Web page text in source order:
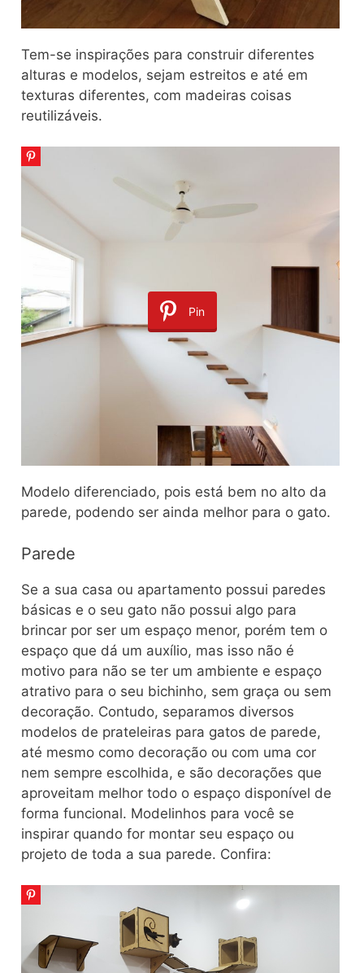
Tem-se inspirações para construir diferentes
alturas e modelos, sejam estreitos e até em
texturas diferentes, com madeiras coisas
reutilizáveis.
Pin
Modelo diferenciado, pois está bem no alto da
parede, podendo ser ainda melhor para o gato.
Parede
Se a sua casa ou apartamento possui paredes
básicas e o seu gato não possui algo para
brincar por ser um espaço menor, porém tem o
espaço que dá um auxílio, mas isso não é
motivo para não se ter um ambiente e espaço
atrativo para o seu bichinho, sem graça ou sem
decoração. Contudo, separamos diversos
modelos de prateleiras para gatos de parede,
até mesmo como decoração ou com uma cor
nem sempre escolhida, e são decorações que
aproveitam melhor todo o espaço disponível de
forma funcional. Modelinhos para você se
inspirar quando for montar seu espaço ou
projeto de toda a sua parede. Confira: